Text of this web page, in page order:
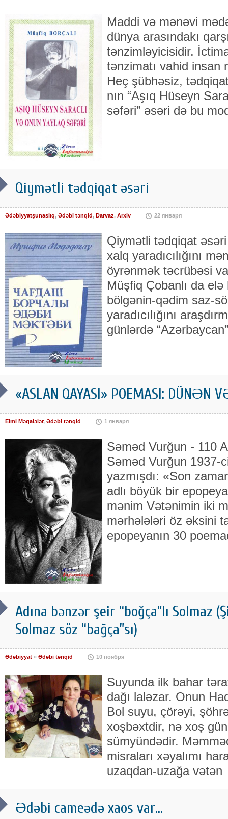
Maddi və mənəvi
dünya ara­sındakı
tənzimləyicisidir.
tənzimatı vahid insan
Heç şübhəsiz,
nın “Aşıq Hüseyn
səfəri” əsəri də bu
Qiymətli tədqiqat əsəri
Ədəbiyyatşunaslıq, Ədəbi tənqid, Darvaz, Arxiv 22 января
Qiymətli tədqiqat
xalq yaradıcılığını
öyrənmək təcrübəsi
Müşfiq Çobanlı da
bölgənin-qədim saz-
yaradıcılığını
günlərdə “Azərbaycan”
«ASLAN QAYASI» POEMASI: DÜNƏN
Elmi Məqalələr, Ədəbi tənqid 1 января
Səməd Vurğun - 110
Səməd Vurğun 1937-
yazmışdı: «Son
adlı böyük bir
mənim Vətənimin iki
mərhələləri öz əksini
epopeyanın 30
Adına bənzər şeir “boğça”lı Solmaz
Solmaz söz “bağça”sı)
Ədəbiyyat » Ədəbi tənqid 10 ноября
Suyunda ilk bahar
dağı laləzar. Onun
Bol suyu, çörəyi,
xoşbəxtdir, nə xoş
sümyündədir.
misraları xəyalımı
uzaqdan-uzağa vətən
Ədəbi cameədə xaos var...